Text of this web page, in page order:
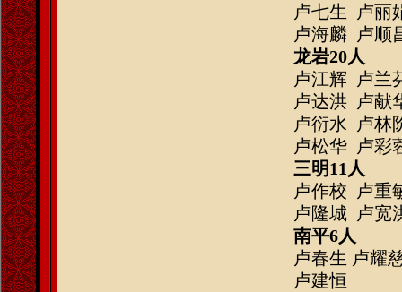
卢七生 卢丽
卢海麟 卢顺
龙岩20人
卢江辉 卢兰
卢达洪 卢献
卢衍水 卢林
卢松华 卢彩
三明11人
卢作校 卢重
卢隆城 卢宽
南平6人
卢春生 卢耀
卢建恒